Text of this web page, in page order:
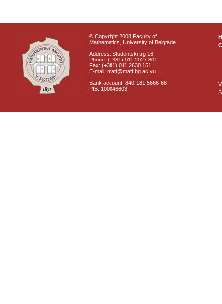
© Copyright 2008 Faculty of
Mathematics, University of Belgrade
Address: Studentski trg 16
Phone: (+381) 011 2027 801
Fax: (+381) 011 2630 151
E-mail: matf@matf.bg.ac.yu
Bank account: 840-181 5666-68
PIB: 100046603